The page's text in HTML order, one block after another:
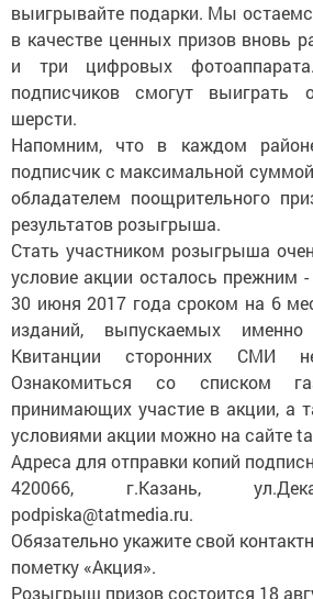
выигрывайте подарки. Мы
в качестве ценных призов вновь
и три цифровых
подписчиков смогут выиграть
шерсти.
Напомним, что в каждом
подписчик с максимальной
обладателем поощрительного
результатов розыгрыша.
Стать участником розыгрыша
условие акции осталось прежним
30 июня 2017 года сроком на 6
изданий, выпускаемых
Квитанции сторонних СМИ
Ознакомиться со списком
принимающих участие в акции, а
условиями акции можно на сайте
Адреса для отправки копий
420066, г.Казань,
podpiska@tatmedia.ru.
Обязательно укажите свой
пометку «Акция».
Розыгрыш призов состоится 18